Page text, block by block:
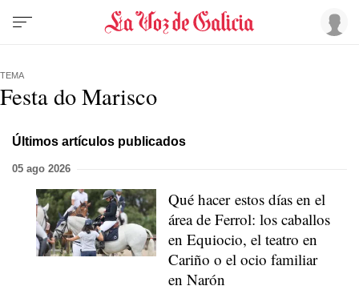
TEMA
Festa do Marisco
Últimos artículos publicados
05 ago 2026
Qué hacer estos días en el
área de Ferrol: los caballos
en Equiocio, el teatro en
Cariño o el ocio familiar
en Narón